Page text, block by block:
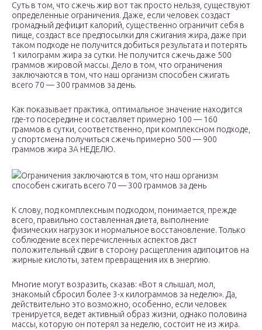
Суть в том, что сжечь жир вот так просто нельзя, существуют
определенные ограничения. Даже, если человек создаст
громадный дефицит калорий, существенно ограничит себя в
пище, создаст все предпосылки для сжигания жира, даже при
таком подходе не получится добиться результата и потерять
1 килограмм жира за сутки. Не получится сжечь даже 500
граммов жировой массы. Дело в том, что ограничения
заключаются в том, что наш организм способен сжигать
всего 70 — 300 граммов за день.
Как показывает практика, оптимальное значение находится
где-то посередине и составляет примерно 100 — 160
граммов в сутки, соответственно, при комплексном подходе,
у спортсмена получиться сжечь примерно 500 — 900
граммов жира ЗА НЕДЕЛЮ.
Ограничения заключаются в том, что наш организм
способен сжигать всего 70 — 300 граммов за день
К слову, под комплексным подходом, понимается, прежде
всего, правильно составленная диета, выполнение
физических нагрузок и нормальное восстановление. Только
соблюдение всех перечисленных аспектов даст
положительный сдвиг в сторону расщепления адипоцитов на
жирные кислоты, затем превращения их в энергию.
Многие могут возразить, сказав: «Вот я слышал, мол,
знакомый сбросил более 3-х килограммов за неделю». Да,
действительно это возможно, особенно, если человек
тренируется, ведет активный образ жизни, однако половина
массы, которую он потерял за неделю, состоит не из жира.